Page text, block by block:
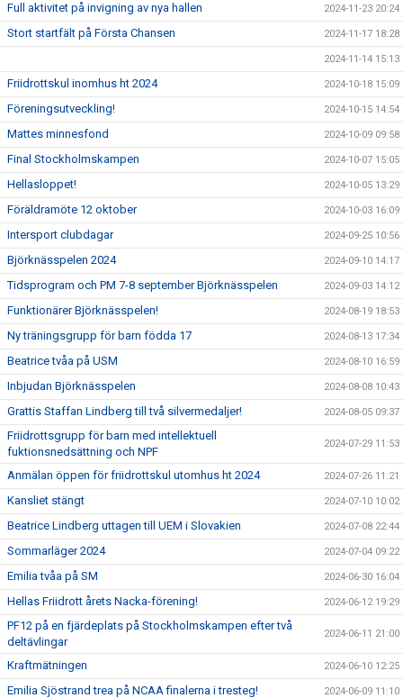
Full aktivitet på invigning av nya hallen 2024-11-23 20:24
Stort startfält på Första Chansen 2024-11-17 18:28
2024-11-14 15:13
Friidrottskul inomhus ht 2024 2024-10-18 15:09
Föreningsutveckling! 2024-10-15 14:54
Mattes minnesfond 2024-10-09 09:58
Final Stockholmskampen 2024-10-07 15:05
Hellasloppet! 2024-10-05 13:29
Föräldramöte 12 oktober 2024-10-03 16:09
Intersport clubdagar 2024-09-25 10:56
Björknässpelen 2024 2024-09-10 14:17
Tidsprogram och PM 7-8 september Björknässpelen 2024-09-03 14:12
Funktionärer Björknässpelen! 2024-08-19 18:53
Ny träningsgrupp för barn födda 17 2024-08-13 17:34
Beatrice tvåa på USM 2024-08-10 16:59
Inbjudan Björknässpelen 2024-08-08 10:43
Grattis Staffan Lindberg till två silvermedaljer! 2024-08-05 09:37
Friidrottsgrupp för barn med intellektuell
fuktionsnedsättning och NPF
2024-07-29 11:53
Anmälan öppen för friidrottskul utomhus ht 2024 2024-07-26 11:21
Kansliet stängt 2024-07-10 10:02
Beatrice Lindberg uttagen till UEM i Slovakien 2024-07-08 22:44
Sommarläger 2024 2024-07-04 09:22
Emilia tvåa på SM 2024-06-30 16:04
Hellas Friidrott årets Nacka-förening! 2024-06-12 19:29
PF12 på en fjärdeplats på Stockholmskampen efter två
deltävlingar
2024-06-11 21:00
Kraftmätningen 2024-06-10 12:25
Emilia Sjöstrand trea på NCAA finalerna i tresteg! 2024-06-09 11:10